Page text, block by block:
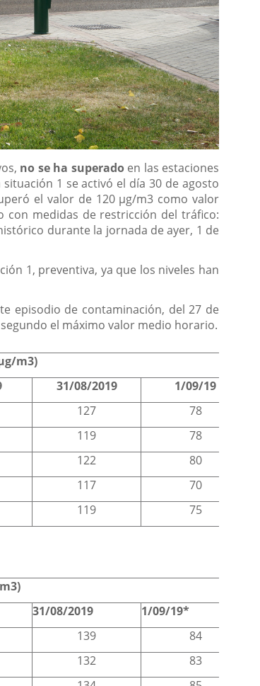
no se ha superadoen las estaciones
1 se activó el día 30 de agosto
el valor de 120 µg/m3 como valor
con medidas de restricción del tráfico:
durante la jornada de ayer, 1 de
1, preventiva, ya que los niveles han
episodio de contaminación, del 27 de
el máximo valor medio horario.
m3)
31/08/2019
1/09/19
127
78
119
78
122
80
117
70
119 75
31/08/2019
1/09/19*
139
84
132
83